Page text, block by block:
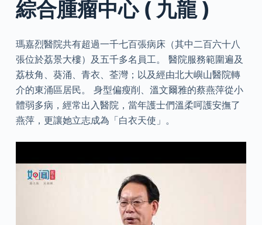
綜合腫瘤中心 ( 九龍 )
瑪嘉烈醫院共有超過一千七百張病床（其中二百六十八
張位於荔景大樓）及五千多名員工。 醫院服務範圍遍及
荔枝角、葵涌、青衣、荃灣；以及經由北大嶼山醫院轉
介的東涌區居民。 身型偏瘦削、溫文爾雅的蔡燕萍從小
體弱多病，經常出入醫院，當年護士們溫柔呵護安撫了
燕萍，更讓她立志成為「白衣天使」。